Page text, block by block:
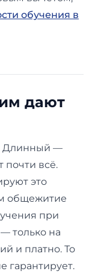
обучения в
дают
Длинный —
почти всё.
это
общежитие
при
только на
и платно. То
гарантирует.